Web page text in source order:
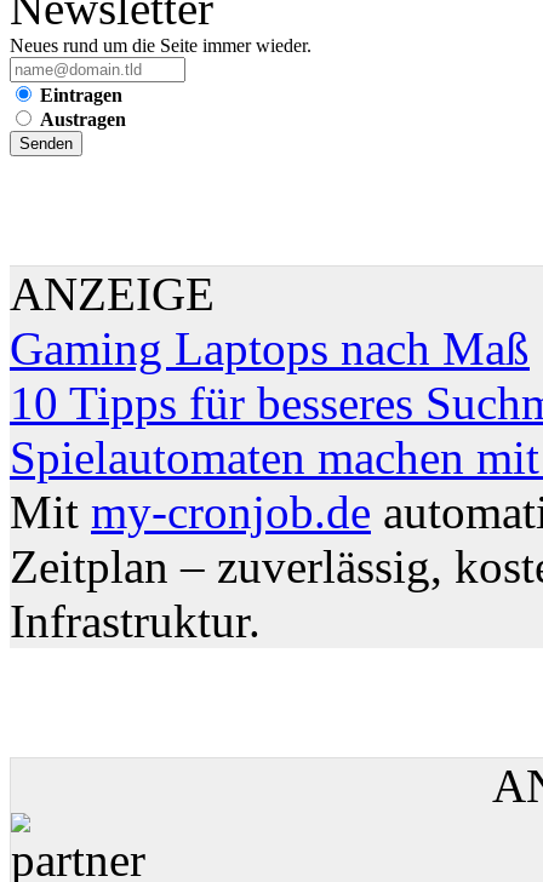
Neues rund um die Seite immer wieder.
Eintragen
Austragen
ANZEIGE
Gaming Laptops nach Maß
10 Tipps für besseres
Spielautomaten machen
Mit my-cronjob.de
Zeitplan – zuverlässig,
Infrastruktur.